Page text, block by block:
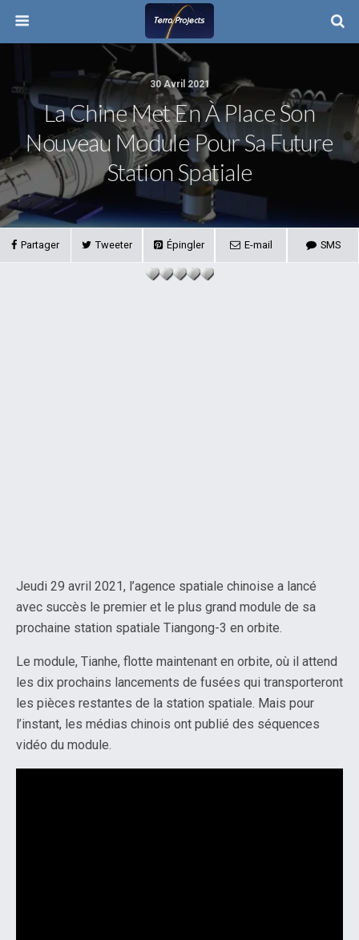
30 Avril 2021
La Chine Met En À Place Son
Nouveau Module Pour Sa Future
Station Spatiale
Partager Tweeter Épingler E-mail SMS
Jeudi 29 avril 2021, l’agence spatiale chinoise a lancé
avec succès le premier et le plus grand module de sa
prochaine station spatiale Tiangong-3 en orbite.
Le module, Tianhe, flotte maintenant en orbite, où il attend
les dix prochains lancements de fusées qui transporteront
les pièces restantes de la station spatiale. Mais pour
l’instant, les médias chinois ont publié des séquences
vidéo du module.